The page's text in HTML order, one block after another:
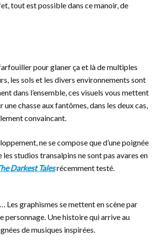
tout est possible dans ce manoir, de
pour glaner ça et là de multiples
les sols et les divers environnements sont
dans l’ensemble, ces visuels vous mettent
chasse aux fantômes, dans les deux cas,
convaincant.
ne se compose que d’une poignée
les studios transalpins ne sont pas avares en
Darkest Talesrécemment testé.
Les graphismes se mettent en scène par
personnage. Une histoire qui arrive au
de musiques inspirées.